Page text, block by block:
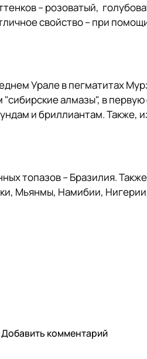
– розоватый,
свойство – при
Урале в пегматитах
алмазы", в первую
и бриллиантам. Также,
топазов – Бразилия.
Мьянмы, Намибии,
Добавить комментарий